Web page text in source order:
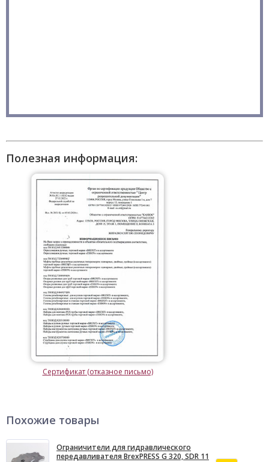
Полезная информация:
Сертификат (отказное письмо)
Похожие товары
Ограничители для гидравлического
передавливателя BrexPRESS G 320, SDR 11